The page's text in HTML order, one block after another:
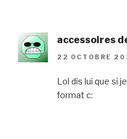
accessoires
22 OCTOBRE
Lol dis lui que si
format c: